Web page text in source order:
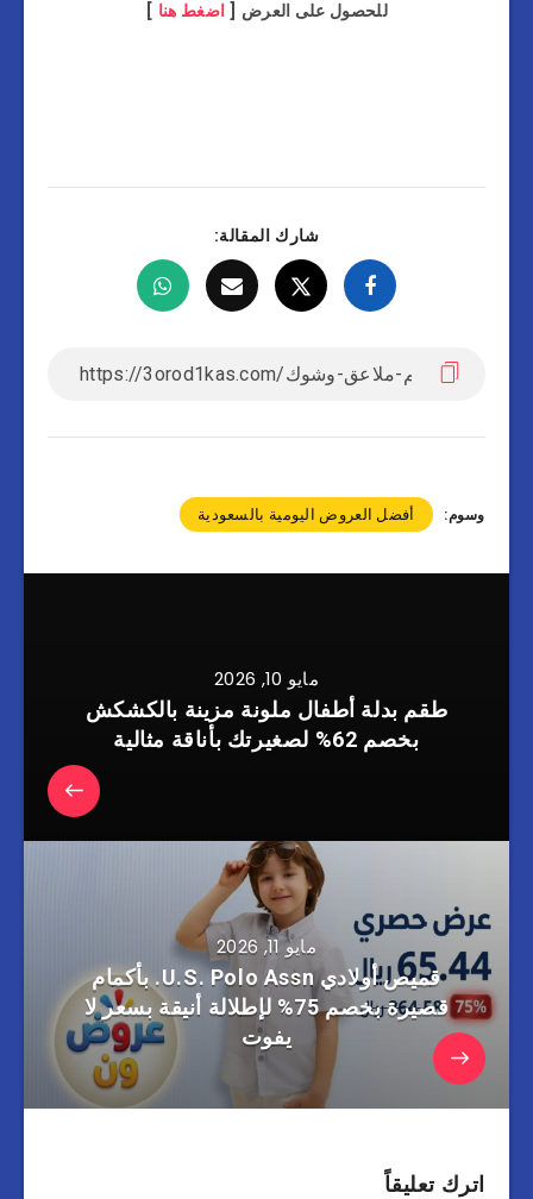
للحصول على العرض [ اضغط هنا ]
شارك المقالة:
وسوم: أفضل العروض اليومية بالسعودية
مايو 10, 2026
طقم بدلة أطفال ملونة مزينة بالكشكش
بخصم 62% لصغيرتك بأناقة مثالية
مايو 11, 2026
قميص أولادي U.S. Polo Assn. بأكمام
قصيرة بخصم 75% لإطلالة أنيقة بسعر لا
يفوت
اترك تعليقاً